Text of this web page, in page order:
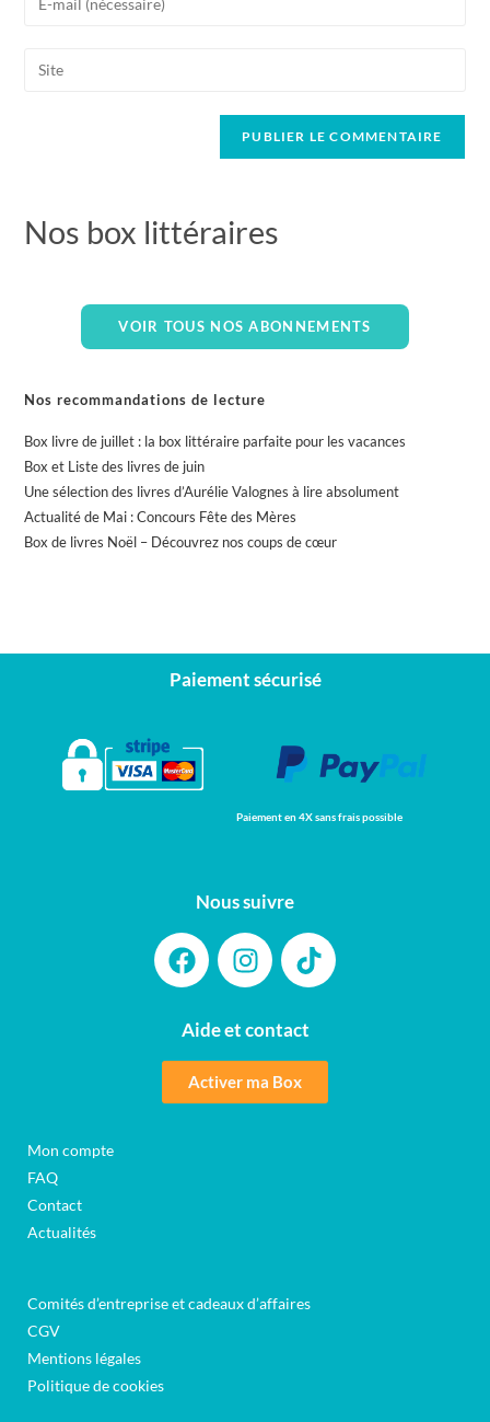
Nos box littéraires
VOIR TOUS NOS ABONNEMENTS
Nos recommandations de lecture
Box livre de juillet : la box littéraire parfaite pour les vacances
Box et Liste des livres de juin
Une sélection des livres d’Aurélie Valognes à lire absolument
Actualité de Mai : Concours Fête des Mères
Box de livres Noël – Découvrez nos coups de cœur
Paiement sécurisé
Paiement en 4X sans frais possible
Nous suivre
Aide et contact
Activer ma Box
Mon compte
FAQ
Contact
Actualités
Comités d’entreprise et cadeaux d’affaires
CGV
Mentions légales
Politique de cookies